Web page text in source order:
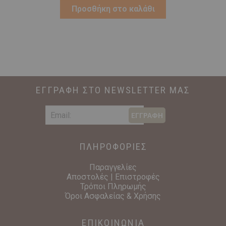
was:
€29,00.
τιμή
είναι:
Προσθήκη στο καλάθι
ΕΓΓΡΑΦΗ ΣΤΟ NEWSLETTER ΜΑΣ
ΕΓΓΡΑΦΗ
ΠΛΗΡΟΦΟΡΙΕΣ
Παραγγελίες
Αποστολές | Επιστροφές
Τρόποι Πληρωμής
Όροι Ασφαλείας & Χρήσης
ΕΠΙΚΟΙΝΩΝΙΑ